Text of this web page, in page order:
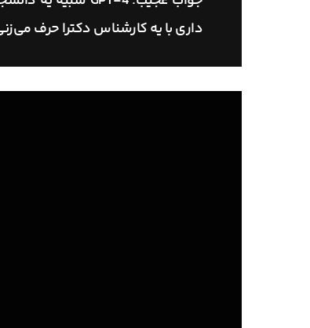
داری با یه کارشناس دکترا حرف